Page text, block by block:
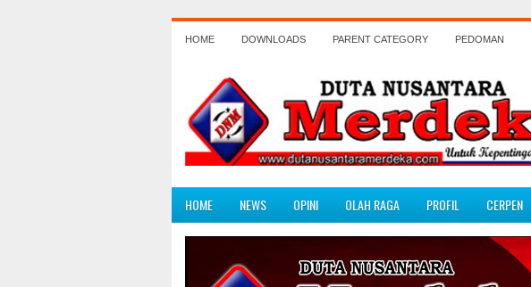
HOME DOWNLOADS PARENT CATEGORY PEDOMAN
HOME NEWS OPINI OLAH RAGA PROFIL CERPEN